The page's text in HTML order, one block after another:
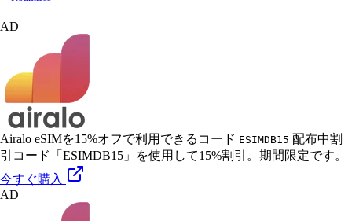
AD
Airalo eSIMを15%オフで利用できるコード ESIMDB15 配布中割
引コード「ESIMDB15」を使用して15%割引。期間限定です。
今すぐ購入
AD